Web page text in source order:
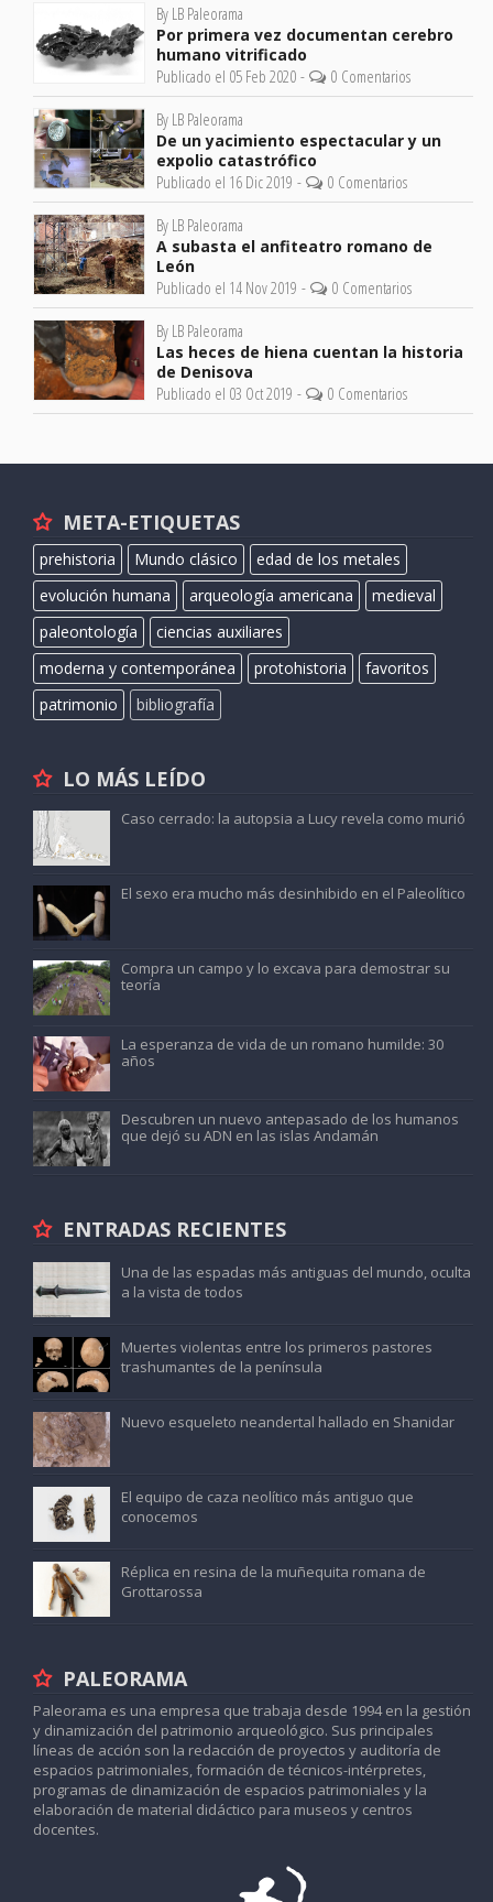
By LB Paleorama
Por primera vez documentan cerebro
humano vitrificado
Publicado el 05 Feb 2020 -
0 Comentarios
By LB Paleorama
De un yacimiento espectacular y un
expolio catastrófico
Publicado el 16 Dic 2019 -
0 Comentarios
By LB Paleorama
A subasta el anfiteatro romano de
León
Publicado el 14 Nov 2019 -
0 Comentarios
By LB Paleorama
Las heces de hiena cuentan la historia
de Denisova
Publicado el 03 Oct 2019 - 0 Comentarios
META-ETIQUETAS
prehistoria Mundo clásico
edad de los metales
evolución humana
arqueología americana
medieval
paleontología
ciencias auxiliares
moderna y contemporánea
protohistoria
favoritos
patrimonio
bibliografía
LO MÁS LEÍDO
Caso cerrado: la autopsia a Lucy revela como murió
El sexo era mucho más desinhibido en el Paleolítico
Compra un campo y lo excava para demostrar su
teoría
La esperanza de vida de un romano humilde: 30
años
Descubren un nuevo antepasado de los humanos
que dejó su ADN en las islas Andamán
ENTRADAS RECIENTES
Una de las espadas más antiguas del mundo, oculta
a la vista de todos
Muertes violentas entre los primeros pastores
trashumantes de la península
Nuevo esqueleto neandertal hallado en Shanidar
El equipo de caza neolítico más antiguo que
conocemos
Réplica en resina de la muñequita romana de
Grottarossa
PALEORAMA
Paleorama es una empresa que trabaja desde 1994 en la gestión
y dinamización del patrimonio arqueológico. Sus principales
líneas de acción son la redacción de proyectos y auditoría de
espacios patrimoniales, formación de técnicos-intérpretes,
programas de dinamización de espacios patrimoniales y la
elaboración de material didáctico para museos y centros
docentes.